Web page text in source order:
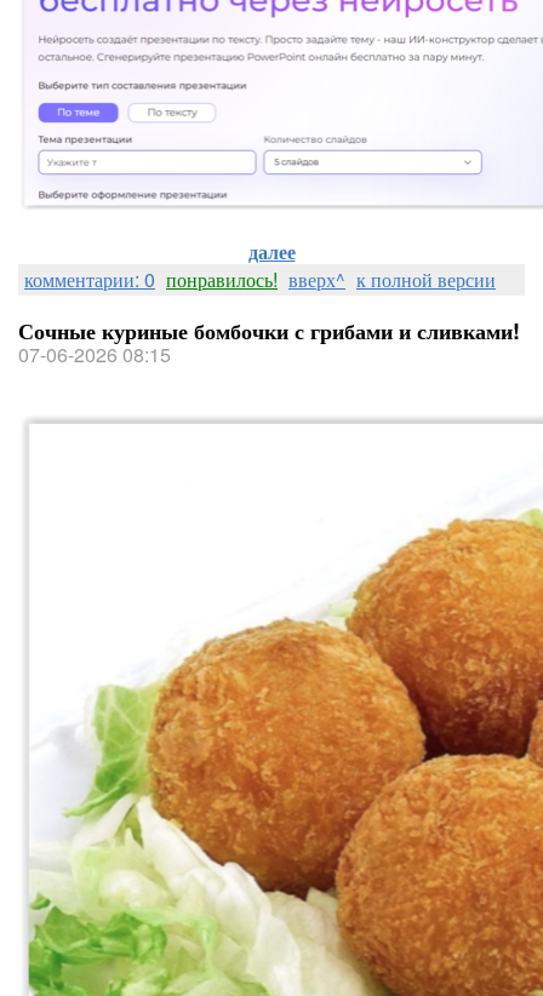
далее
комментарии: 0 понравилось! вверх^ к полной версии
Сочные куриные бомбочки с грибами и сливками!
07-06-2026 08:15